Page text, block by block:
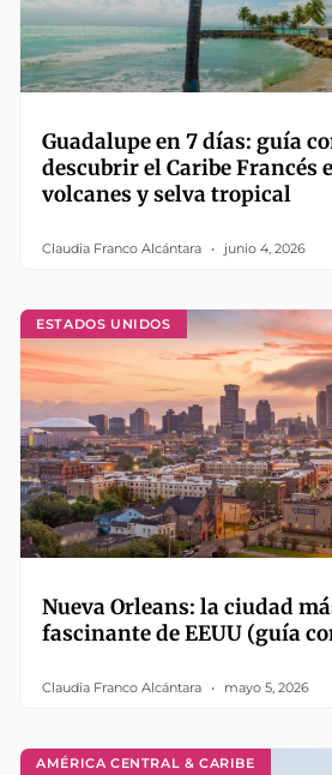
Guadalupe en 7 días: guía
descubrir el Caribe Francés
volcanes y selva tropical
Claudia Franco Alcántara junio 4, 2026
ESTADOS UNIDOS
Nueva Orleans: la ciudad
fascinante de EEUU (guía
Claudia Franco Alcántara mayo 5, 2026
AMÉRICA CENTRAL & CARIBE